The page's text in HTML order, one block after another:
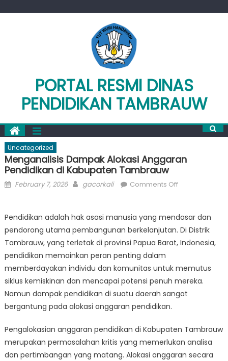
PORTAL RESMI DINAS
PENDIDIKAN TAMBRAUW
Uncategorized
Menganalisis Dampak Alokasi Anggaran
Pendidikan di Kabupaten Tambrauw
Posted
February 7, 2026 Author
gacorkali Comments Offon
Alokasi
Anggaran
Pendidikan
Kabupaten
Tambrauw
Pendidikan adalah hak asasi manusia yang mendasar dan
pendorong utama pembangunan berkelanjutan. Di Distrik
Tambrauw, yang terletak di provinsi Papua Barat, Indonesia,
pendidikan memainkan peran penting dalam
memberdayakan individu dan komunitas untuk memutus
siklus kemiskinan dan mencapai potensi penuh mereka.
Namun dampak pendidikan di suatu daerah sangat
bergantung pada alokasi anggaran pendidikan.
Pengalokasian anggaran pendidikan di Kabupaten Tambrauw
merupakan permasalahan kritis yang memerlukan analisa
dan pertimbangan yang matang. Alokasi anggaran secara